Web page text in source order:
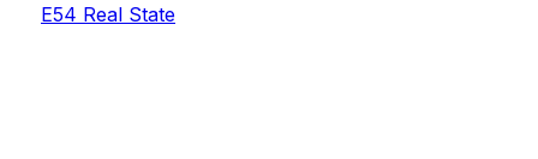
E54 Real State